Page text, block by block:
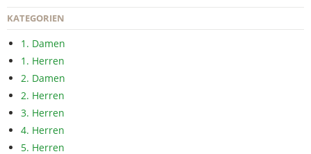
KATEGORIEN
1. Damen
1. Herren
2. Damen
2. Herren
3. Herren
4. Herren
5. Herren